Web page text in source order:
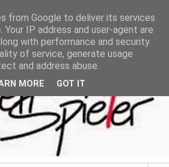
from Google to deliver its services
IP address and user-agent are
with performance and security
of service, generate usage
and address abuse.
MORE GOT IT